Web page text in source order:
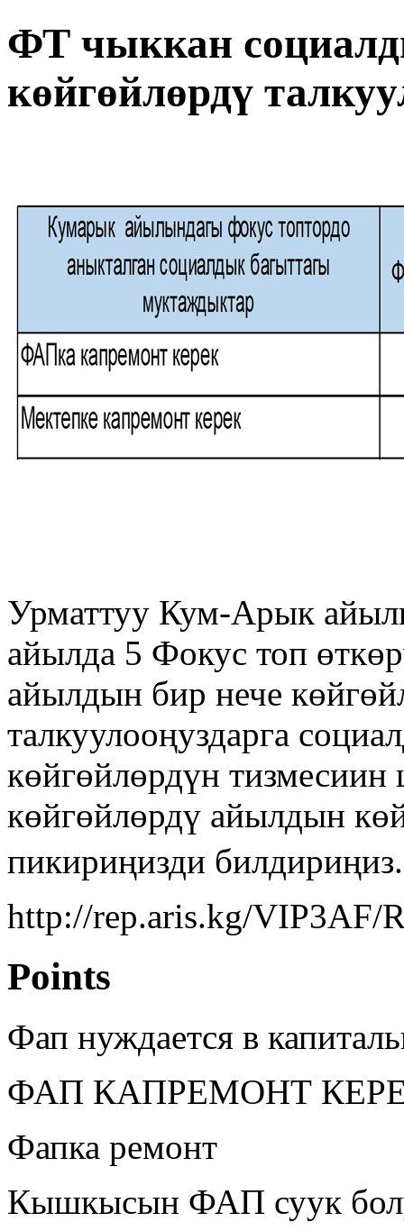
ФТ чыккан
көйгөйлөрдү
Урматтуу Кум-Арык
айылда 5 Фокус топ
айылдын бир нече
талкуулооңуздарга
көйгөйлөрдүн
көйгөйлөрдү айылдын
пикириңизди
http://rep.aris.kg/VIP3AF/
Points
Фап нуждается в
ФАП КАПРЕМОНТ
Фапка ремонт
Кышкысын ФАП суук